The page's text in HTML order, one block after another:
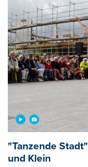
"Tanzende
und Klein